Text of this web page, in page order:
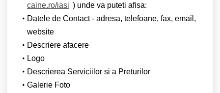
caine.ro/iasi ) unde va puteti afisa:
Datele de Contact - adresa, telefoane, fax, email,
website
Descriere afacere
Logo
Descrierea Serviciilor si a Preturilor
Galerie Foto